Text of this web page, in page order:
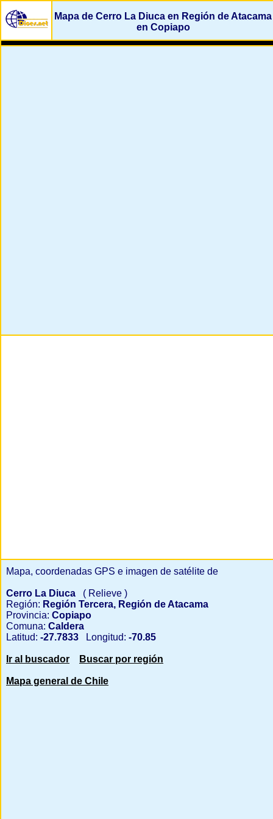
Mapa de Cerro La Diuca en Región de Atacama
en Copiapo
Mapa, coordenadas GPS e imagen de satélite de
Cerro La Diuca
( Relieve )
Región: Región Tercera, Región de Atacama
Provincia: Copiapo
Comuna: Caldera
Latitud: -27.7833 Longitud: -70.85
Ir al buscador Buscar por región
Mapa general de Chile